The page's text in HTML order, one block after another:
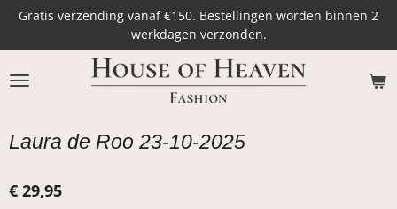
Ga
naar
de
hoofdinhoud
Gratis verzending vanaf €150. Bestellingen worden binnen 2
werkdagen verzonden.
Laura de Roo 23-10-2025
€ 29,95